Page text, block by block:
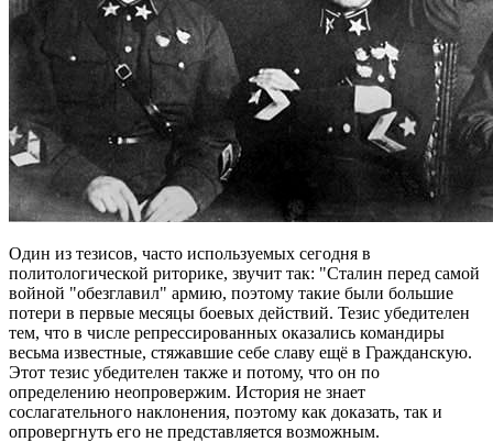
Один из тезисов, часто используемых сегодня в
политологической риторике, звучит так: "Сталин перед самой
войной "обезглавил" армию, поэтому такие были большие
потери в первые месяцы боевых действий. Тезис убедителен
тем, что в числе репрессированных оказались командиры
весьма известные, стяжавшие себе славу ещё в Гражданскую.
Этот тезис убедителен также и потому, что он по
определению неопровержим. История не знает
сослагательного наклонения, поэтому как доказать, так и
опровергнуть его не представляется возможным.